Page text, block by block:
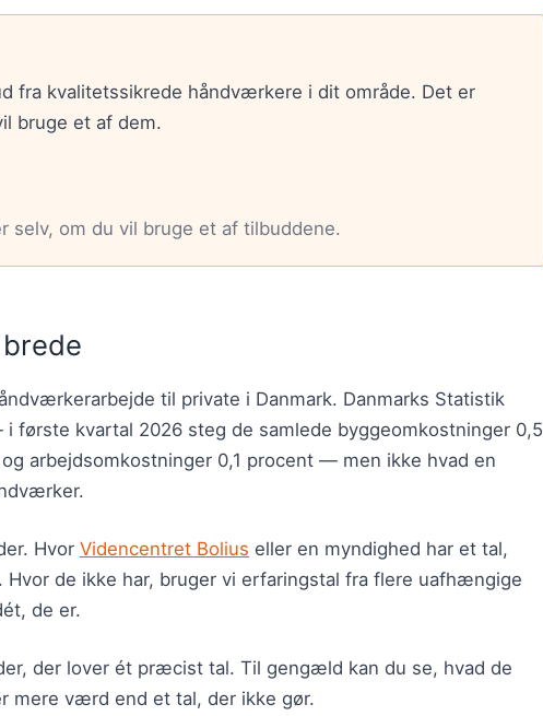
fra kvalitetssikrede håndværkere i dit område. Det er
bruge et af dem.
selv, om du vil bruge et af tilbuddene.
til private i Danmark. Danmarks Statistik
første kvartal 2026 steg de samlede byggeomkostninger 0,5
arbejdsomkostninger 0,1 procent — men ikke hvad en
Hvor Videncentret Bolius eller en myndighed har et tal,
de ikke har, bruger vi erfaringstal fra flere uafhængige
de er.
der lover ét præcist tal. Til gengæld kan du se, hvad de
mere værd end et tal, der ikke gør.